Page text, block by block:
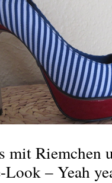
Riemchen
– Yeah